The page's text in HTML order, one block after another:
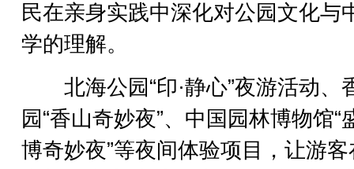
民在亲身实践中深化对公园文化与
学的理解。
北海公园“印·静心”夜游活动、
园“香山奇妙夜”、中国园林博物馆“
博奇妙夜”等夜间体验项目，让游